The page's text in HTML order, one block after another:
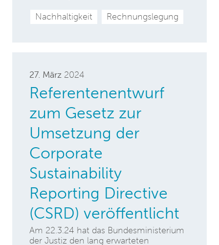
Nachhaltigkeit Rechnungslegung
27. März 2024
Referentenentwurf
zum Gesetz zur
Umsetzung der
Corporate
Sustainability
Reporting Directive
(CSRD) veröffentlicht
Am 22.3.24 hat das Bundesministerium
der Justiz den lang erwarteten